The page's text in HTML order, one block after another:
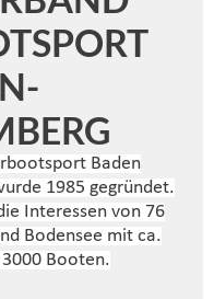
Baden
1985 gegründet.
Interessen von 76
Bodensee mit ca.
Booten.